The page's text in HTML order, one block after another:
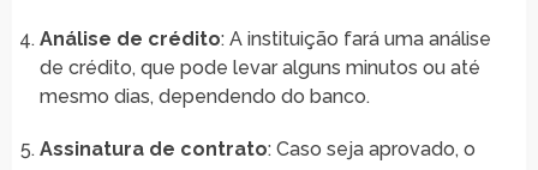
Análise de crédito: A instituição fará uma análise
de crédito, que pode levar alguns minutos ou até
mesmo dias, dependendo do banco.
Assinatura de contrato: Caso seja aprovado, o